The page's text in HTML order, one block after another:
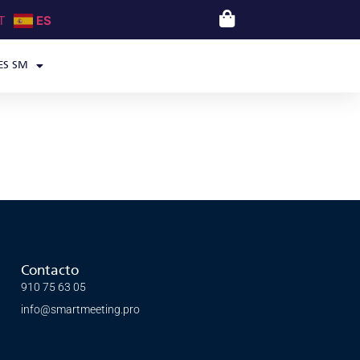
ES
SM
Contacto
910 75 63 05
info@smartmeeting.pro